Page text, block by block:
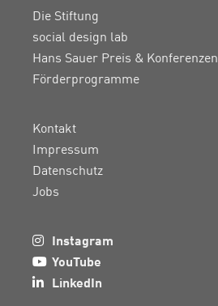
Die Stiftung
social design lab
Hans Sauer Preis & Konferenzen
Förderprogramme
Kontakt
Impressum
Datenschutz
Jobs
Instagram
YouTube
LinkedIn